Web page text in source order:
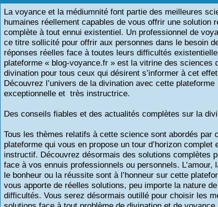
La voyance et la médiumnité font partie des meilleures
humaines réellement capables de vous offrir une solution
complète à tout ennui existentiel. Un professionnel de
ce titre sollicité pour offrir aux personnes dans le besoin
réponses réelles face à toutes leurs difficultés
plateforme « blog-voyance.fr » est la vitrine des sciences
divination pour tous ceux qui désirent s’informer à cet
Découvrez l’univers de la divination avec cette plateforme
exceptionnelle et très instructrice.
Des conseils fiables et des actualités complètes sur la
Tous les thèmes relatifs à cette science sont abordés par
plateforme qui vous en propose un tour d’horizon complet
instructif. Découvrez désormais des solutions complètes
face à vos ennuis professionnels ou personnels. L’amour,
le bonheur ou la réussite sont à l’honneur sur cette
vous apporte de réelles solutions, peu importe la nature
difficultés. Vous serez désormais outillé pour choisir les